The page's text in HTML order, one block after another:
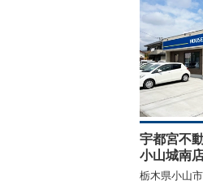
宇都宮不
小山城南
栃木県小山